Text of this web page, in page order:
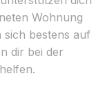
Wohnung
sich bestens auf
dir bei der